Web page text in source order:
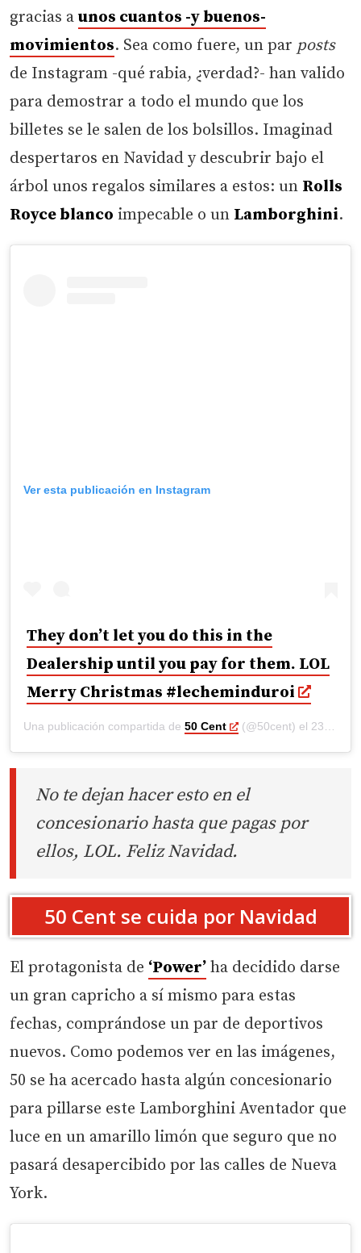
gracias a unos cuantos -y buenos-
movimientos. Sea como fuere, un par posts
de Instagram -qué rabia, ¿verdad?- han valido
para demostrar a todo el mundo que los
billetes se le salen de los bolsillos. Imaginad
despertaros en Navidad y descubrir bajo el
árbol unos regalos similares a estos: un Rolls
Royce blanco impecable o un Lamborghini.
Ver esta publicación en Instagram
They don’t let you do this in the
Dealership until you pay for them. LOL
Merry Christmas #lecheminduroi
Una publicación compartida de 50 Cent (@50cent) el 23 Dic, 2018 a las 12:13 PST
No te dejan hacer esto en el
concesionario hasta que pagas por
ellos, LOL. Feliz Navidad.
50 Cent se cuida por Navidad
El protagonista de ‘Power’ ha decidido darse
un gran capricho a sí mismo para estas
fechas, comprándose un par de deportivos
nuevos. Como podemos ver en las imágenes,
50 se ha acercado hasta algún concesionario
para pillarse este Lamborghini Aventador que
luce en un amarillo limón que seguro que no
pasará desapercibido por las calles de Nueva
York.